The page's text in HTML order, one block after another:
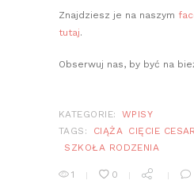
Znajdziesz je na naszym
tutaj.
Obserwuj nas, by być na
KATEGORIE:
WPISY
TAGS:
CIĄŻA CIĘCIE
SZKOŁA RODZENIA
1 0